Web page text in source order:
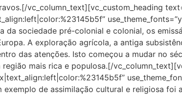
vc_column_text][vc_custom_heading
da sociedade pré-colonial e colonial, os
A exploração agrícola, a antiga
das atenções. Isto começou a mudar no
região mais rica e populosa.[/
exemplo de assimilação cultural e religiosa foi